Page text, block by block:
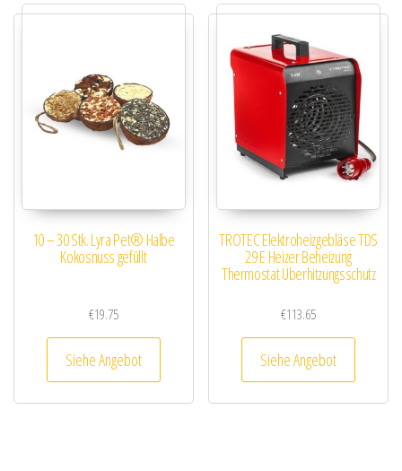
10 – 30 Stk. Lyra Pet® Halbe
Kokosnuss gefüllt
€19.75
Siehe Angebot
TROTEC Elektroheizgebläse TDS
29 E Heizer Beheizung
Thermostat Überhitzungsschutz
€113.65
Siehe Angebot